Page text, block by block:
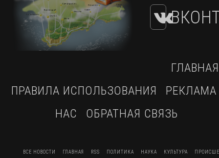
ГЛАВНАЯ
ПРАВИЛА ИСПОЛЬЗОВАНИЯ
РЕКЛАМА
НАС
ОБРАТНАЯ СВЯЗЬ
ВСЕ НОВОСТИ ГЛАВНАЯ RSS ПОЛИТИКА НАУКА КУЛЬТУРА